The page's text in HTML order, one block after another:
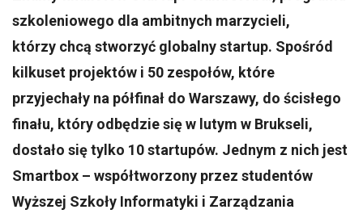
szkoleniowego dla ambitnych marzycieli,
którzy chcą stworzyć globalny startup. Spośród
kilkuset projektów i 50 zespołów, które
przyjechały na półfinał do Warszawy, do ścisłego
finału, który odbędzie się w lutym w Brukseli,
dostało się tylko 10 startupów. Jednym z nich jest
Smartbox – współtworzony przez studentów
Wyższej Szkoły Informatyki i Zarządzania